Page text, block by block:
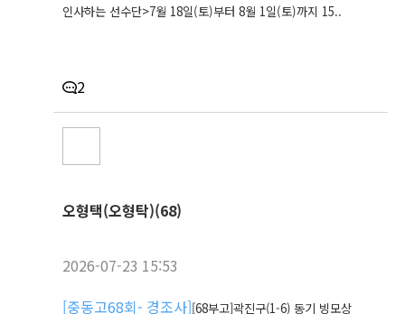
인사하는 선수단>7월 18일(토)부터 8월 1일(토)까지 15..
2
오형택(오형탁)(68)
2026-07-23 15:53
[중동고68회- 경조사][68부고]곽진구(1-6) 동기 빙모상